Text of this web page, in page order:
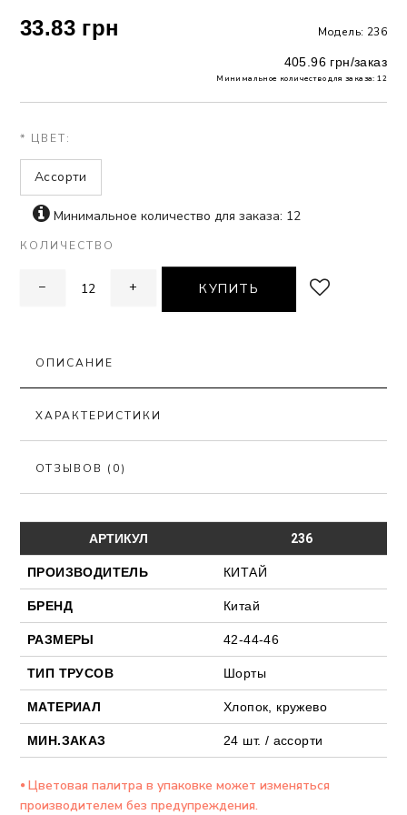
33.83 грн Модель: 236
405.96 грн/заказ
Минимальное количество для заказа: 12
* ЦВЕТ:
Ассорти
Минимальное количество для заказа: 12
КОЛИЧЕСТВО
− + КУПИТЬ
ОПИСАНИЕ
ХАРАКТЕРИСТИКИ
ОТЗЫВОВ (0)
АРТИКУЛ 236
ПРОИЗВОДИТЕЛЬ КИТАЙ
БРЕНД Китай
РАЗМЕРЫ 42-44-46
ТИП ТРУСОВ Шорты
МАТЕРИАЛ Хлопок, кружево
МИН.ЗАКАЗ 24 шт. / ассорти
⦁ Цветовая палитра в упаковке может изменяться
производителем без предупреждения.